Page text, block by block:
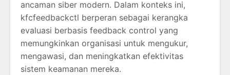
ancaman siber modern. Dalam konteks ini,
kfcfeedbackctl berperan sebagai kerangka
evaluasi berbasis feedback control yang
memungkinkan organisasi untuk mengukur,
mengawasi, dan meningkatkan efektivitas
sistem keamanan mereka.